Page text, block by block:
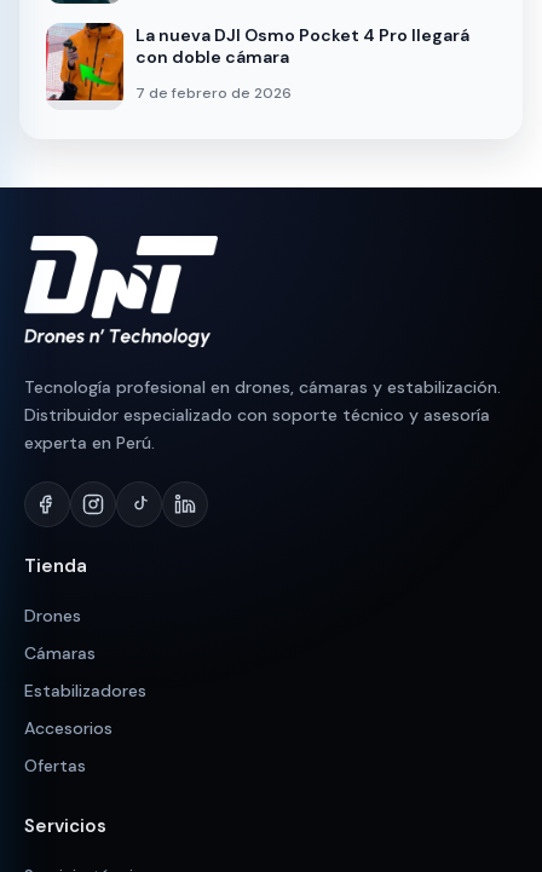
La nueva DJI Osmo Pocket 4 Pro llegará
con doble cámara
7 de febrero de 2026
Tecnología profesional en drones, cámaras y estabilización.
Distribuidor especializado con soporte técnico y asesoría
experta en Perú.
Tienda
Drones
Cámaras
Estabilizadores
Accesorios
Ofertas
Servicios